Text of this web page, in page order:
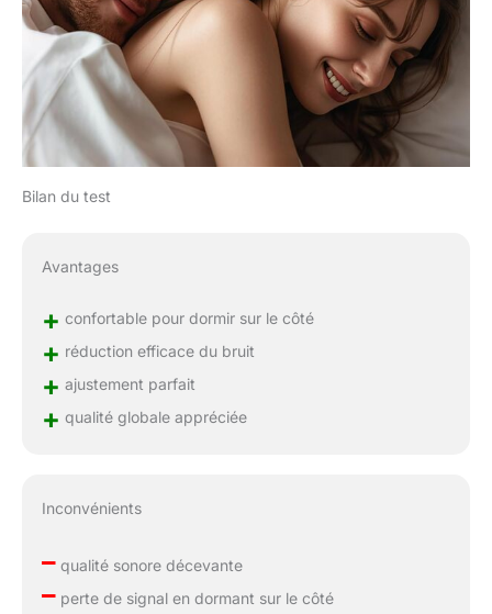
Bilan du test
Avantages
+ confortable pour dormir sur le côté
+ réduction efficace du bruit
+ ajustement parfait
+ qualité globale appréciée
Inconvénients
–qualité sonore décevante
–perte de signal en dormant sur le côté